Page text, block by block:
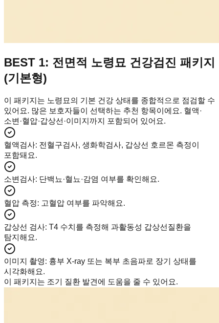
BEST 1: 전면적 노령묘 건강검진 패키지
(기본형)
이 패키지는 노령묘의 기본 건강 상태를 종합적으로 점검할 수
있어요. 많은 보호자들이 선택하는 추천 항목이에요. 혈액·
소변·혈압·갑상선·이미지까지 포함되어 있어요.
혈액검사: 전혈구검사, 생화학검사, 갑상선 호르몬 측정이
포함돼요.
소변검사: 단백뇨·혈뇨·감염 여부를 확인해요.
혈압 측정: 고혈압 여부를 파악해요.
갑상선 검사: T4 수치를 측정해 과활동성 갑상선질환을
탐지해요.
이미지 촬영: 흉부 X-ray 또는 복부 초음파로 장기 상태를
시각화해요.
이 패키지는 조기 질환 발견에 도움을 줄 수 있어요.